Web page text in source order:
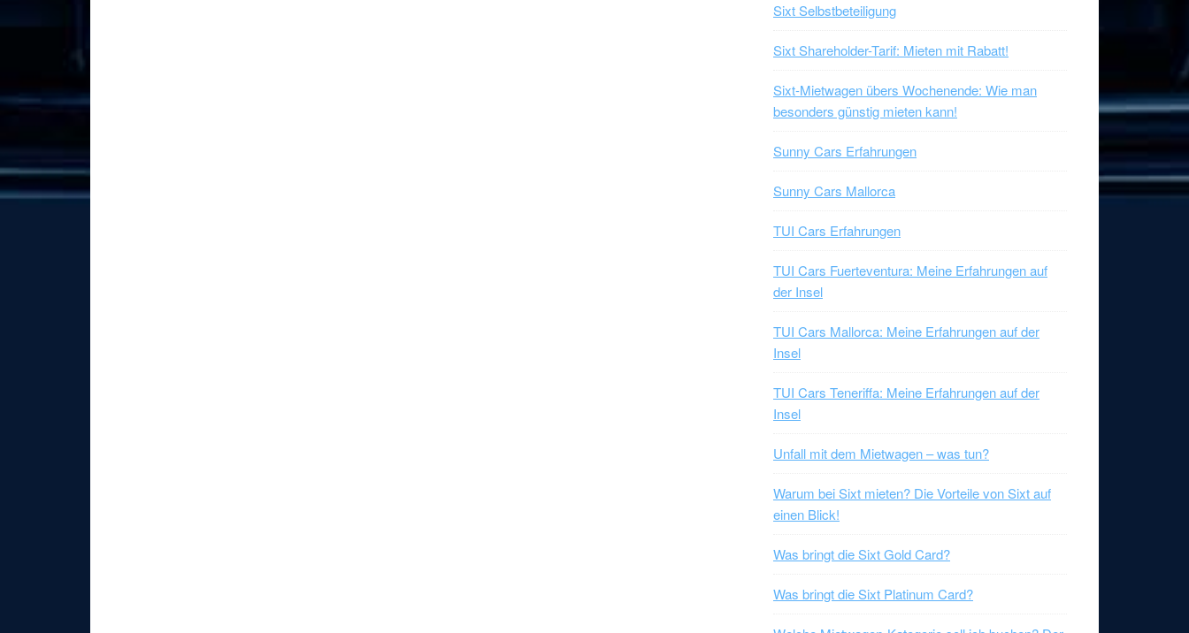
Sixt Selbstbeteiligung
Sixt Shareholder-Tarif: Mieten mit Rabatt!
Sixt-Mietwagen übers Wochenende: Wie man
besonders günstig mieten kann!
Sunny Cars Erfahrungen
Sunny Cars Mallorca
TUI Cars Erfahrungen
TUI Cars Fuerteventura: Meine Erfahrungen auf
der Insel
TUI Cars Mallorca: Meine Erfahrungen auf der
Insel
TUI Cars Teneriffa: Meine Erfahrungen auf der
Insel
Unfall mit dem Mietwagen – was tun?
Warum bei Sixt mieten? Die Vorteile von Sixt auf
einen Blick!
Was bringt die Sixt Gold Card?
Was bringt die Sixt Platinum Card?